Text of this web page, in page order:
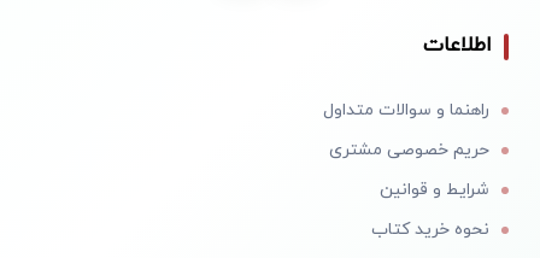
اطلاعات
راهنما و سوالات متداول
حریم خصوصی مشتری
شرایط و قوانین
نحوه خرید کتاب